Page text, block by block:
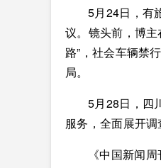
5月24日，有
议。镜头前，博
路”，社会车辆禁
局。
5月28日，四
服务，全面展开调
《中国新闻